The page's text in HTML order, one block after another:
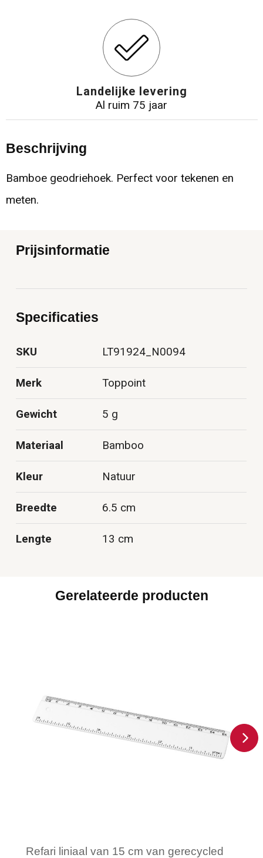
Landelijke levering
Al ruim 75 jaar
Beschrijving
Bamboe geodriehoek. Perfect voor tekenen en
meten.
Prijsinformatie
Specificaties
SKU LT91924_N0094
Merk Toppoint
Gewicht 5 g
Materiaal Bamboo
Kleur Natuur
Breedte 6.5 cm
Lengte 13 cm
Gerelateerde producten
Refari liniaal van 15 cm van gerecycled